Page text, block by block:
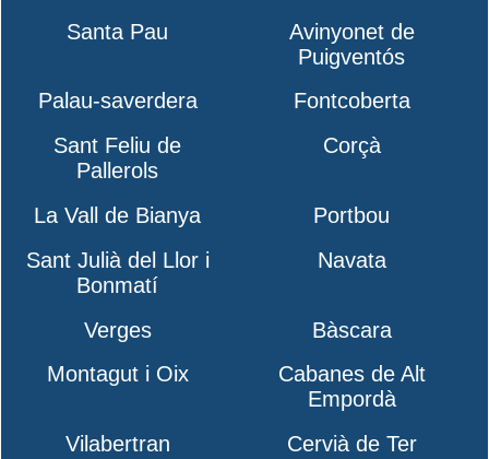
Santa Pau
Avinyonet de
Puigventós
Palau-saverdera
Fontcoberta
Sant Feliu de
Pallerols
Corçà
La Vall de Bianya
Portbou
Sant Julià del Llor i
Bonmatí
Navata
Verges
Bàscara
Montagut i Oix
Cabanes de Alt
Empordà
Vilabertran
Cervià de Ter